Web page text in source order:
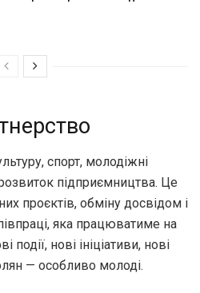
, спорт, молодіжні
підприємництва. Це
проєктів, обміну досвідом і
, яка працюватиме на
події, нові ініціативи, нові
— особливо молоді.